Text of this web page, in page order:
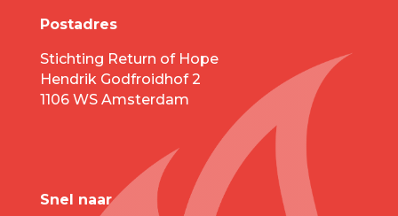
Postadres
Stichting Return of Hope
Hendrik Godfroidhof 2
1106 WS Amsterdam
Snel naar